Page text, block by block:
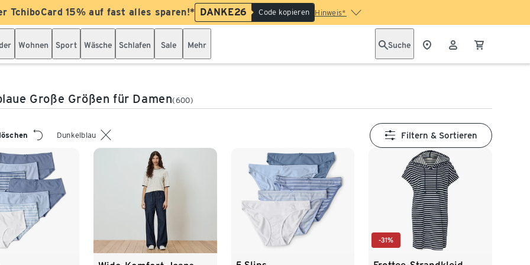
TchiboCard 15% auf fast alles sparen!* DANKE26 Code kopieren Hinweis*
Wohnen Sport Wäsche Schlafen Sale Mehr Suche
Große Größen für Damen(600)
Dunkelblau Filtern & Sortieren
-31%